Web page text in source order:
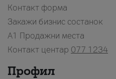
Контакт форма
Закажи бизнис состанок
A1 Продажни места
Контакт центар 077 1234
Профил